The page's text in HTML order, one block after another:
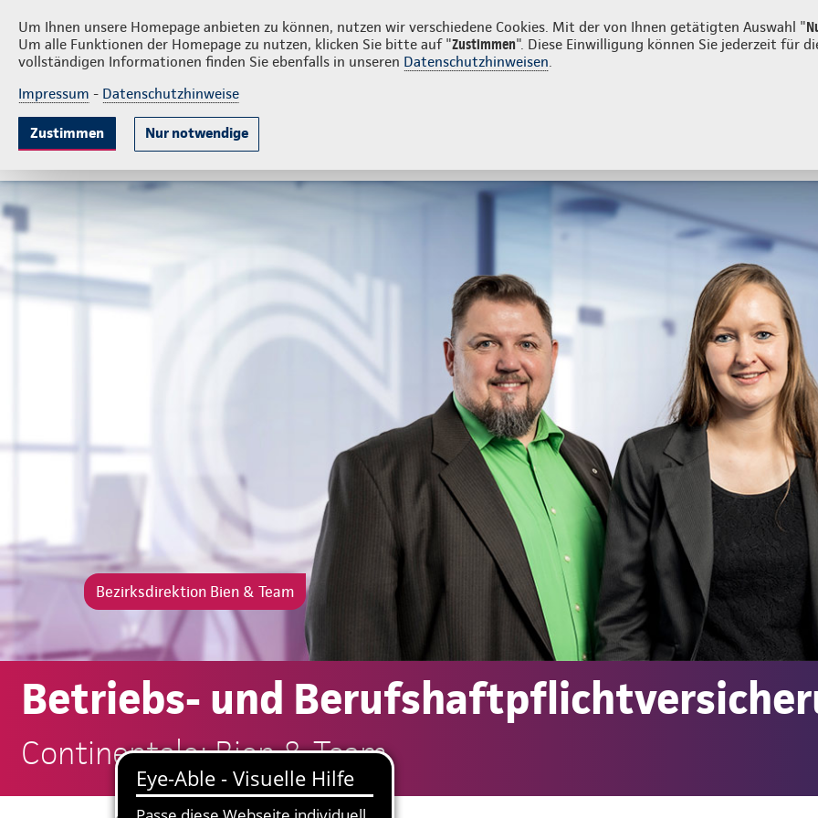
Um Ihnen unsere Homepage anbieten zu können, nutzen wir verschiedene Cookies. Mit der von Ihnen getätigten Auswahl "
Um alle Funktionen der Homepage zu nutzen, klicken Sie bitte auf "Zustimmen". Diese Einwilligung können Sie jederzeit für
vollständigen Informationen finden Sie ebenfalls in unseren Datenschutzhinweisen.
Impressum - Datenschutzhinweise
Zustimmen Nur notwendige
Bien & Team PrivatkundenFirmenkunden
KrankenversicherungLebensversicherung
Bezirksdirektion Bien & Team
Betriebs- und
Continentale: Bien & Team